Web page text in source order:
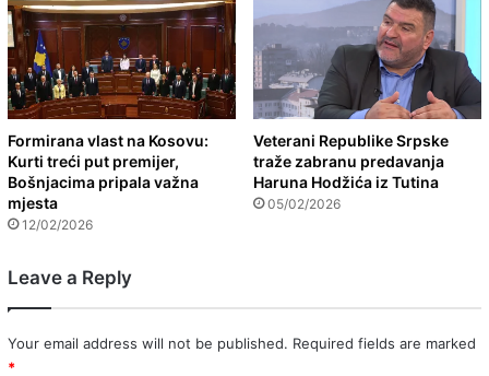
Formirana vlast na Kosovu:
Kurti treći put premijer,
Bošnjacima pripala važna
mjesta
12/02/2026
Veterani Republike Srpske
traže zabranu predavanja
Haruna Hodžića iz Tutina
05/02/2026
Leave a Reply
Your email address will not be published. Required fields are marked
*